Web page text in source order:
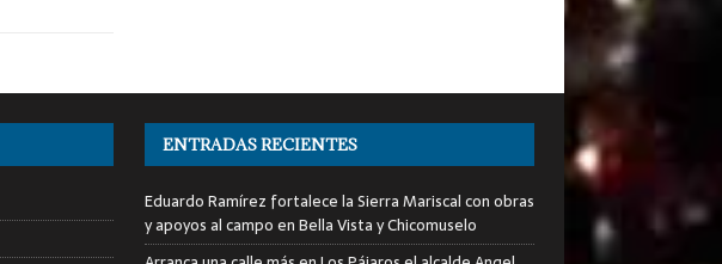
ENTRADAS RECIENTES
Eduardo Ramírez fortalece la Sierra Mariscal con obras
y apoyos al campo en Bella Vista y Chicomuselo